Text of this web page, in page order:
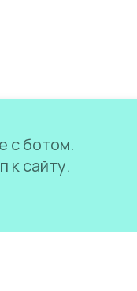
с ботом.
к сайту.